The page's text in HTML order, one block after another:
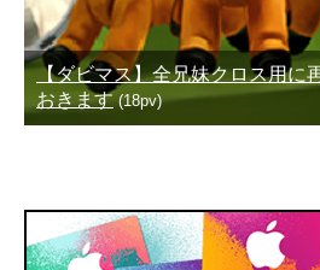
【ダビマス】全兄妹クロス用に
おきます(18pv)